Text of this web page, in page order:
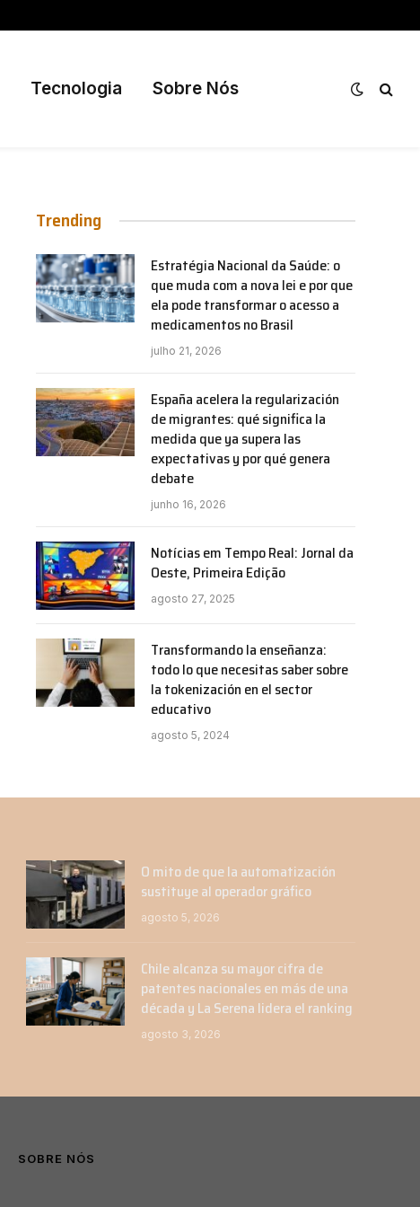
Tecnologia Sobre Nós
Trending
Estratégia Nacional da Saúde: o
que muda com a nova lei e por que
ela pode transformar o acesso a
medicamentos no Brasil
julho 21, 2026
España acelera la regularización
de migrantes: qué significa la
medida que ya supera las
expectativas y por qué genera
debate
junho 16, 2026
Notícias em Tempo Real: Jornal da
Oeste, Primeira Edição
agosto 27, 2025
Transformando la enseñanza:
todo lo que necesitas saber sobre
la tokenización en el sector
educativo
agosto 5, 2024
O mito de que la automatización
sustituye al operador gráfico
agosto 5, 2026
Chile alcanza su mayor cifra de
patentes nacionales en más de una
década y La Serena lidera el ranking
agosto 3, 2026
SOBRE NÓS